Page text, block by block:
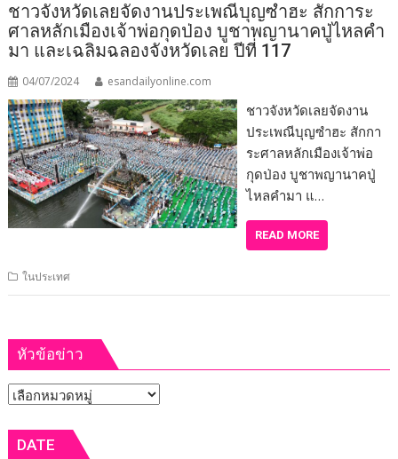
ชาวจังหวัดเลยจัดงานประเพณีบุญซำฮะ สักการะ
ศาลหลักเมืองเจ้าพ่อกุดป่อง บูชาพญานาคปู่ไหลคำ
มา และเฉลิมฉลองจังหวัดเลย ปีที่ 117
04/07/2024 esandailyonline.com
ชาวจังหวัดเลยจัดงาน
ประเพณีบุญซำฮะ สักกา
ระศาลหลักเมืองเจ้าพ่อ
กุดป่อง บูชาพญานาคปู่
ไหลคำมา แ…
READ MORE
ในประเทศ
หัวข้อข่าว
หัวข้อ
DATE